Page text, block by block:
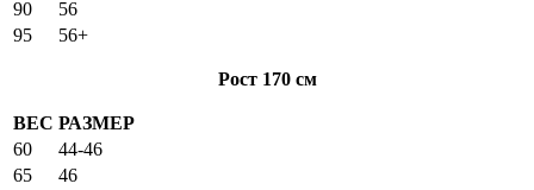
90
56
95
56+
Рост 170 см
ВЕС РАЗМЕР
60
44-46
65
46